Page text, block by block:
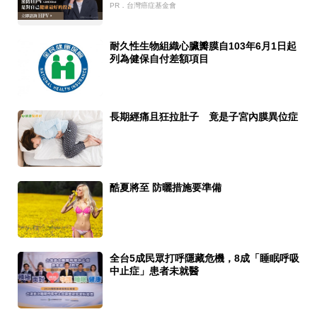
PR．台灣癌症基金會
耐久性生物組織心臟瓣膜自103年6月1日起
列為健保自付差額項目
長期經痛且狂拉肚子 竟是子宮內膜異位症
酷夏將至 防曬措施要準備
全台5成民眾打呼隱藏危機，8成「睡眠呼吸
中止症」患者未就醫